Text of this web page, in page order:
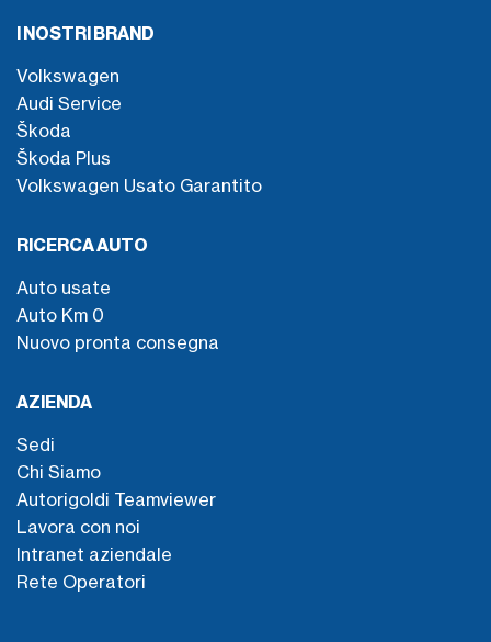
I NOSTRI BRAND
Volkswagen
Audi Service
Škoda
Škoda Plus
Volkswagen Usato Garantito
RICERCA AUTO
Auto usate
Auto Km 0
Nuovo pronta consegna
AZIENDA
Sedi
Chi Siamo
Autorigoldi Teamviewer
Lavora con noi
Intranet aziendale
Rete Operatori